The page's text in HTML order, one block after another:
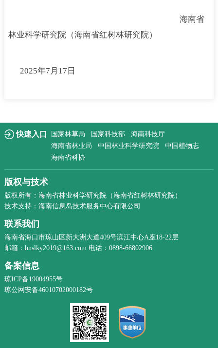
海南省
林业科学研究院（海南省红树林研究院）
2025年7月17日
快速入口 国家林草局 国家科技部
海南科技厅
海南省林业局
中国林业科学研究院
中国植物志
海南省科协
版权与技术
版权所有：海南省林业科学研究院（海南省红树林研究院）
技术支持：海南信息岛技术服务中心有限公司
联系我们
海南省海口市琼山区新大洲大道409号滨江中心A座18-22层
邮箱：hnslky2019@163.com 电话：0898-66802906
备案信息
琼ICP备19004955号
琼公网安备46010702000182号